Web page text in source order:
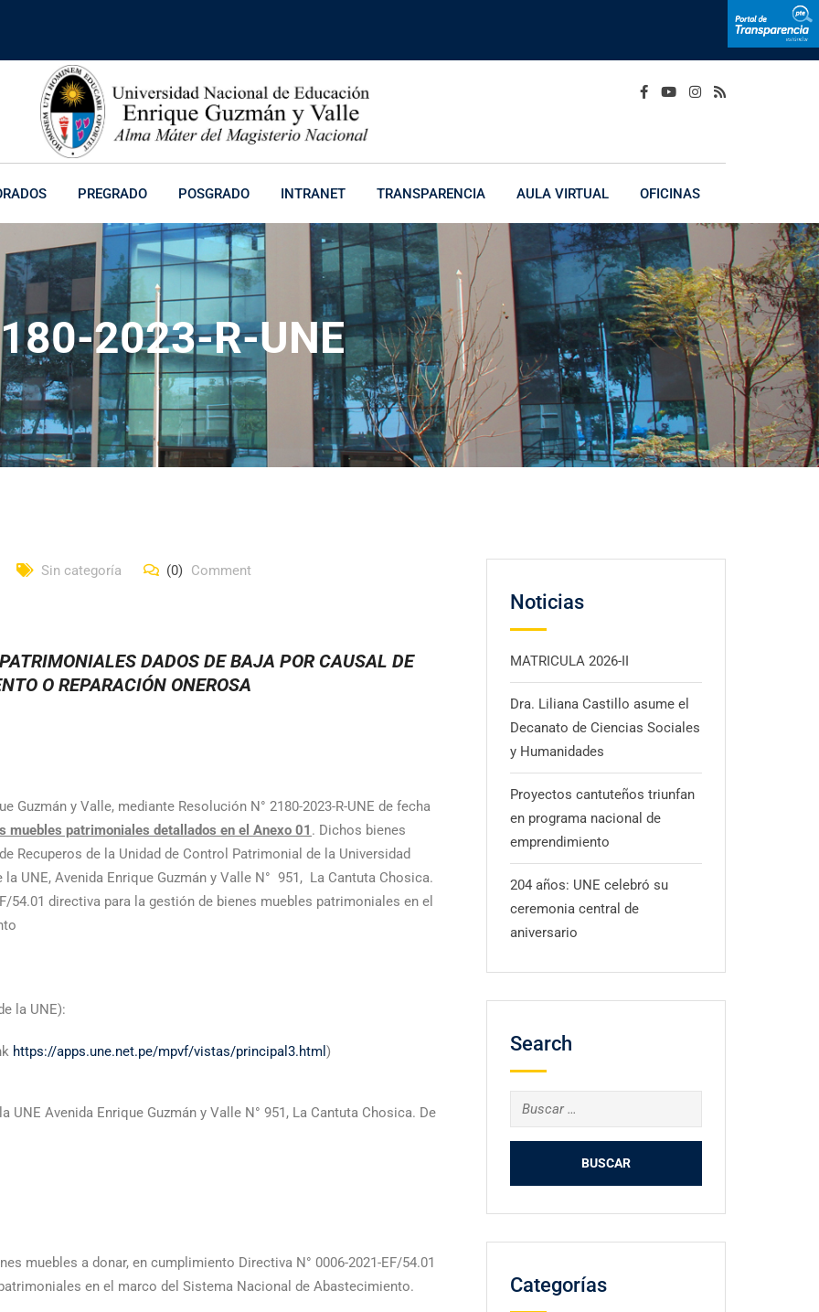
PREGRADO POSGRADO INTRANET TRANSPARENCIA AULA VIRTUAL OFICINAS
2023-R-UNE
Sin categoría (0) Comment
DADOS DE BAJA POR CAUSAL DE
O REPARACIÓN ONEROSA
Guzmán y Valle, mediante Resolución N° 2180-2023-R-UNE de fecha
muebles patrimoniales detallados en el Anexo 01 . Dichos bienes
Recuperos de la Unidad de Control Patrimonial de la Universidad
UNE, Avenida Enrique Guzmán y Valle N° 951, La Cantuta Chosica.
54.01 directiva para la gestión de bienes muebles patrimoniales en el
la UNE):
https://apps.une.net.pe/mpvf/vistas/principal3.html )
UNE Avenida Enrique Guzmán y Valle N° 951, La Cantuta Chosica. De
muebles a donar, en cumplimiento Directiva N° 0006-2021-EF/54.01
en el marco del Sistema Nacional de Abastecimiento.
Noticias
MATRICULA 2026-II
Dra. Liliana Castillo asume el
Decanato de Ciencias Sociales
y Humanidades
Proyectos cantuteños triunfan
en programa nacional de
emprendimiento
204 años: UNE celebró su
ceremonia central de
aniversario
Search
Categorías